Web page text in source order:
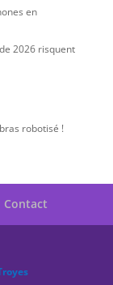
en
2026 risquent
robotisé !
Contact